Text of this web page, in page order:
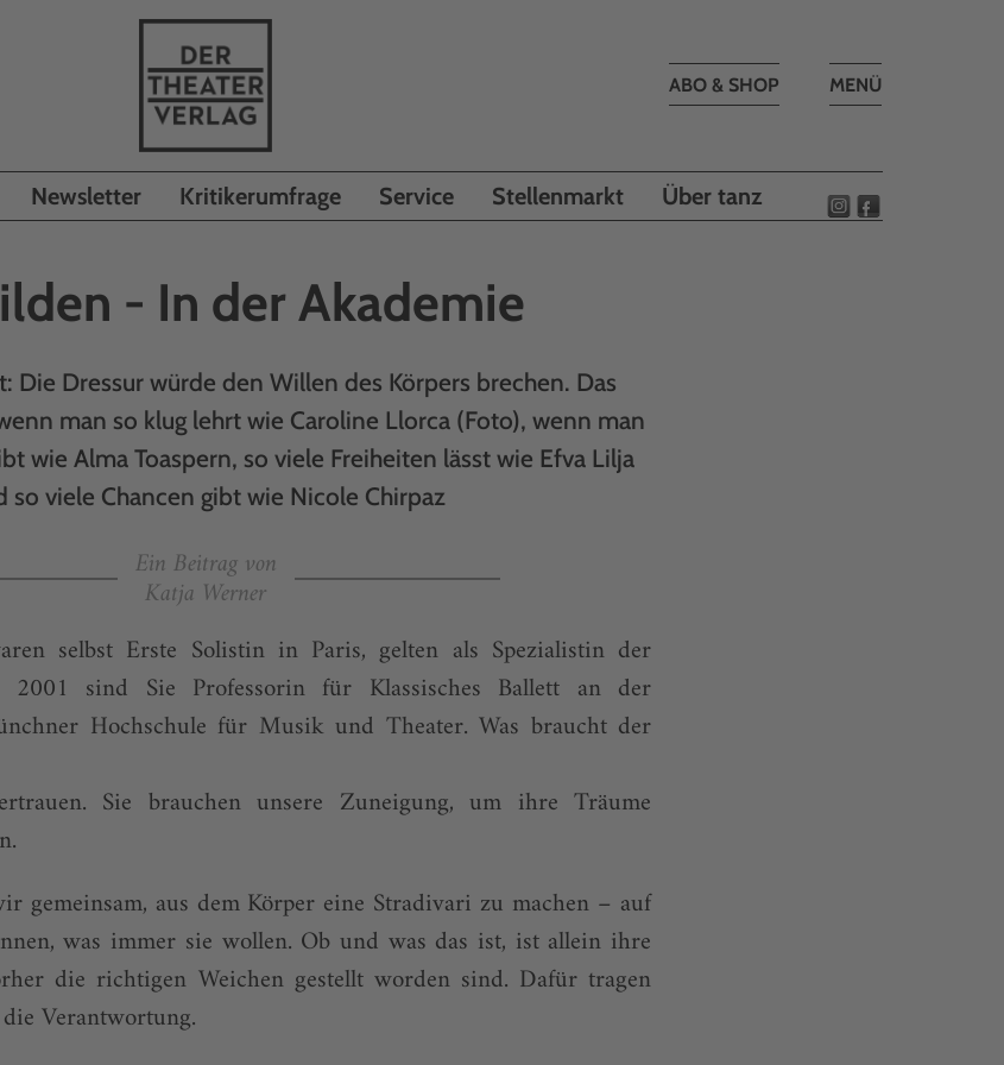
Toggle
MENÜ
ABO & SHOP
Newsletter Kritikerumfrage Service Stellenmarkt Über tanz
- In der Akademie
Die Dressur würde den Willen des Körpers brechen. Das
man so klug lehrt wie Caroline Llorca (Foto), wenn man
wie Alma Toaspern, so viele Freiheiten lässt wie Efva Lilja
so viele Chancen gibt wie Nicole Chirpaz
Ein Beitrag von
Katja Werner
selbst Erste Solistin in Paris, gelten als Spezialistin der
2001 sind Sie Professorin für Klassisches Ballett an der
Hochschule für Musik und Theater. Was braucht der
Sie brauchen unsere Zuneigung, um ihre Träume
gemeinsam, aus dem Körper eine Stradivari zu machen – auf
was immer sie wollen. Ob und was das ist, ist allein ihre
die richtigen Weichen gestellt worden sind. Dafür tragen
Verantwortung.